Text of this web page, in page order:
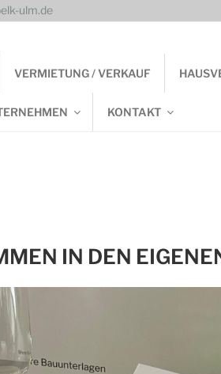
ulm.de
VERMIETUNG / VERKAUF
KONTAKT
IN DEN